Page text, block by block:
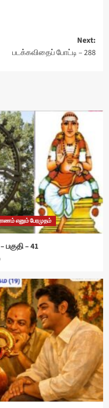
Next:
படக்கவிதைப் போட்டி – 288
எனும் பேரமுதம்
பகுதி – 41